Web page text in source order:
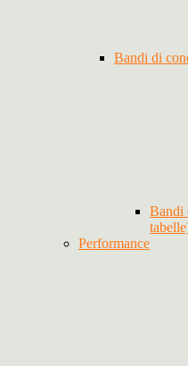
Bandi di
Bandi
Performance